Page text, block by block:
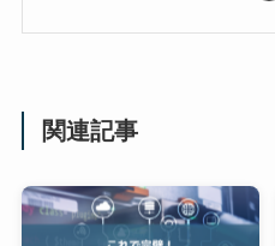
関連記事